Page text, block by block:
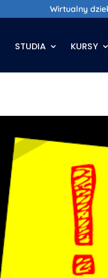
Wirtualny
STUDIA KURSY